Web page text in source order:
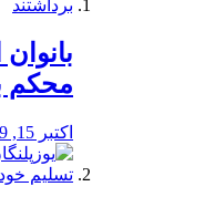
محكم
اکتبر 15, 2019